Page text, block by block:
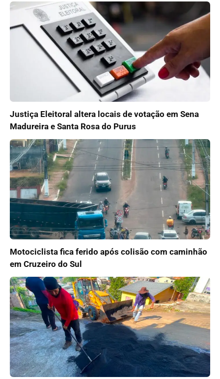
Justiça Eleitoral altera locais de votação em Sena
Madureira e Santa Rosa do Purus
Motociclista fica ferido após colisão com caminhão
em Cruzeiro do Sul